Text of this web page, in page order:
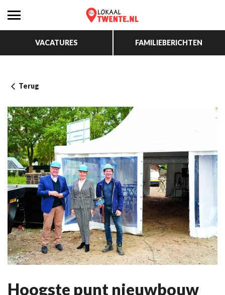
VACATURES FAMILIEBERICHTEN
Terug
Hoogste punt nieuwbouw